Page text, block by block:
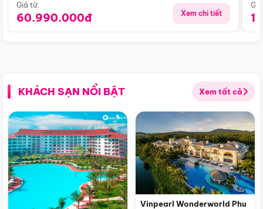
Giá từ:
60.990.000đ Xem chi tiết
KHÁCH SẠN NỔI BẬT Xem tất cả
Vinpearl Wonderworld Phu